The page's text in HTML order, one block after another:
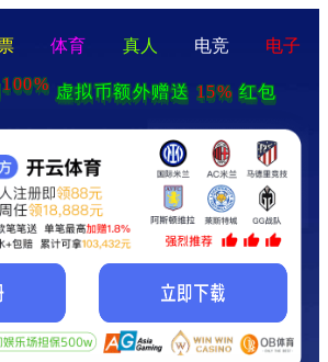
体育 真人 电竞 电子
100%
虚拟币额外赠送 15% 红包